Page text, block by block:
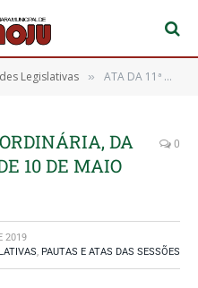
Legislativas » ATA DA 11ª SESSÃO ORDINÁRIA, DA 20ª LEGISLATURA, DE 10 DE MAIO DE 2019
DA
10 DE MAIO
0
2019
, PAUTAS E ATAS DAS SESSÕES